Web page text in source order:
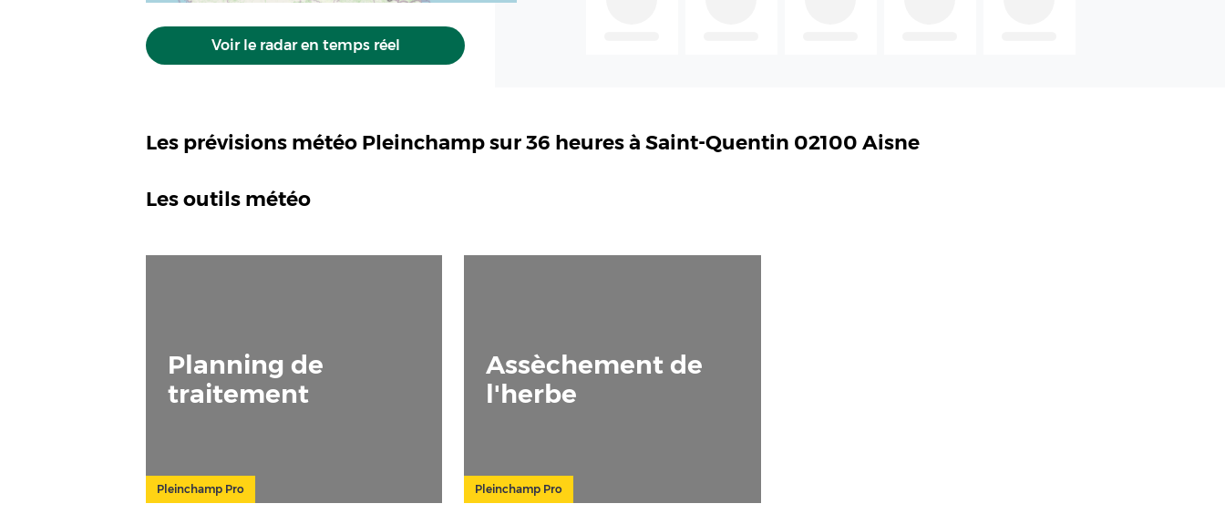
Voir le radar en temps réel
Les prévisions météo Pleinchamp sur 36 heures à Saint-Quentin 02100 Aisne
Les outils météo
Planning de
traitement
Pleinchamp Pro
Assèchement de
l'herbe
Pleinchamp Pro